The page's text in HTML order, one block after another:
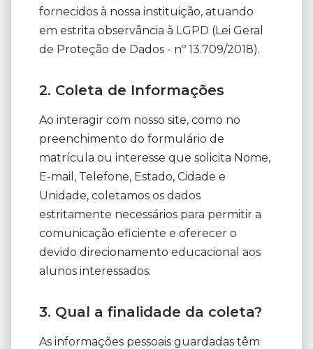
fornecidos à nossa instituição, atuando
em estrita observância à LGPD (Lei Geral
de Proteção de Dados - nº 13.709/2018).
2. Coleta de Informações
Ao interagir com nosso site, como no
preenchimento do formulário de
matrícula ou interesse que solicita Nome,
E-mail, Telefone, Estado, Cidade e
Unidade, coletamos os dados
estritamente necessários para permitir a
comunicação eficiente e oferecer o
devido direcionamento educacional aos
alunos interessados.
3. Qual a finalidade da coleta?
As informações pessoais guardadas têm